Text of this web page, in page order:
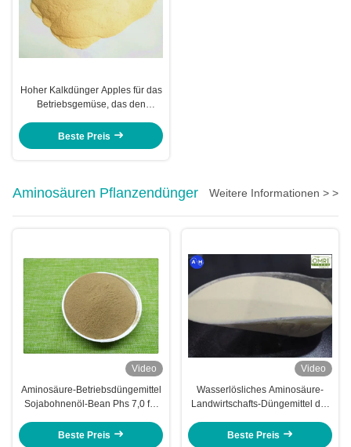
Hoher Kalkdünger Apples für das
Betriebsgemüse, das den
verzögert
Beste Preis
Aminosäuren Pflanzendünger Weitere Informationen > >
Video
Aminosäure-Betriebsdüngemittel
Sojabohnenöl-Bean Phs 7,0 für
Beste Preis
Video
Wasserlösliches Aminosäure-
Landwirtschafts-Düngemittel der
Beste Preis